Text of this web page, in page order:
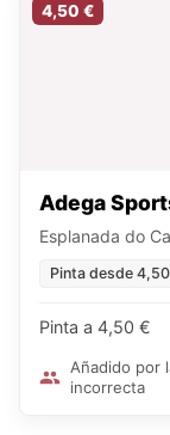
4,50 €
Adega
Esplanada do
Pinta desde
Pinta a 4,50 €
Añadido por
incorrecta